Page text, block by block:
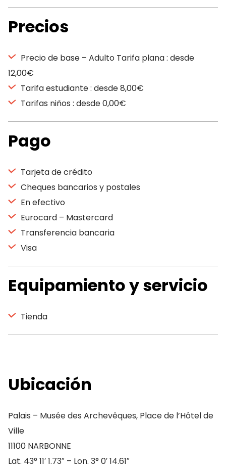
Precios
Precio de base – Adulto Tarifa plana : desde
12,00€
Tarifa estudiante : desde 8,00€
Tarifas niños : desde 0,00€
Pago
Tarjeta de crédito
Cheques bancarios y postales
En efectivo
Eurocard – Mastercard
Transferencia bancaria
Visa
Equipamiento y servicio
Tienda
Ubicación
Palais – Musée des Archevêques, Place de l’Hôtel de
Ville
11100 NARBONNE
Lat. 43° 11′ 1.73″ – Lon. 3° 0′ 14.61″